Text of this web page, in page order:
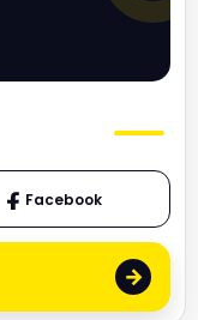
Facebook
→